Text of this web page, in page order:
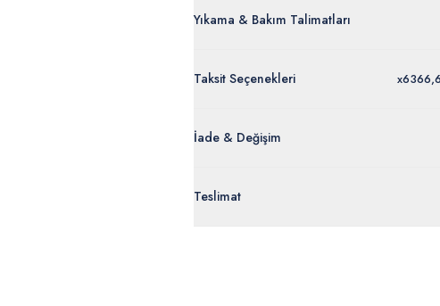
Yıkama & Bakım Talimatları
Taksit Seçenekleri x6
İade & Değişim
ürünlerde
Teslimat